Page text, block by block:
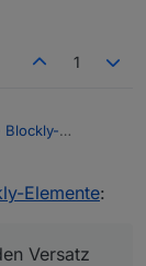
1
Blockly-
Elemente:
Versatz